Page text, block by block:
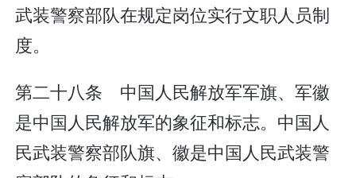
武装警察部队在规定岗位实行文职人员制
度。
第二十八条 中国人民解放军军旗、军徽
是中国人民解放军的象征和标志。中国人
民武装警察部队旗、徽是中国人民武装警